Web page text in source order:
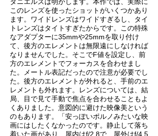
このレンズを使ったショットがいくつかあり
ます。ワイドレンズはワイドすぎるし、タイ
トレンズはタイトすぎたからです。この特殊
なアダプターに35mmや25mmを取り付け
て、後方のエレメントは無限遠にしなければ
なりませんでした。そこでF値を設定し、前
方のエレメントでフォーカスを合わせまし
た。メートル表記だったので注意が必要でし
た。後方のエレメントが外れると、手前のエ
レメントも外れます。レンズについては、結
局、目で見て手動で焦点を合わせることもよ
くありました。意図的に避けた映像美という
のもあります。「安っぽいポルノみたいな映
画にはしたくなかったのです。静止して落ち
着いた画があり、屋内はf/2.8で、屋外はf/4.5